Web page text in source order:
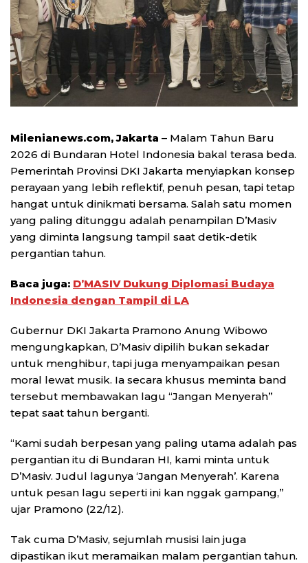
Milenianews.com, Jakarta – Malam Tahun Baru
2026 di Bundaran Hotel Indonesia bakal terasa beda.
Pemerintah Provinsi DKI Jakarta menyiapkan konsep
perayaan yang lebih reflektif, penuh pesan, tapi tetap
hangat untuk dinikmati bersama. Salah satu momen
yang paling ditunggu adalah penampilan D’Masiv
yang diminta langsung tampil saat detik-detik
pergantian tahun.
Baca juga: D’MASIV Dukung Diplomasi Budaya
Indonesia dengan Tampil di LA
Gubernur DKI Jakarta Pramono Anung Wibowo
mengungkapkan, D’Masiv dipilih bukan sekadar
untuk menghibur, tapi juga menyampaikan pesan
moral lewat musik. Ia secara khusus meminta band
tersebut membawakan lagu “Jangan Menyerah”
tepat saat tahun berganti.
“Kami sudah berpesan yang paling utama adalah pas
pergantian itu di Bundaran HI, kami minta untuk
D’Masiv. Judul lagunya ‘Jangan Menyerah’. Karena
untuk pesan lagu seperti ini kan nggak gampang,”
ujar Pramono (22/12).
Tak cuma D’Masiv, sejumlah musisi lain juga
dipastikan ikut meramaikan malam pergantian tahun.